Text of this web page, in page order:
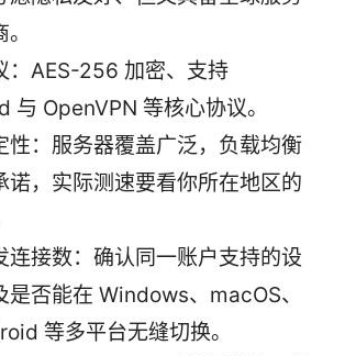
：AES-256 加密、支持
与 OpenVPN 等核心协议。
性：服务器覆盖广泛，负载均衡
诺，实际测速要看你所在地区的
连接数：确认同一账户支持的设
是否能在 Windows、macOS、
等多平台无缝切换。